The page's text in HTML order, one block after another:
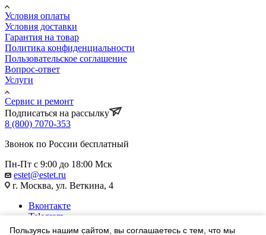
Условия оплаты
Условия доставки
Гарантия на товар
Политика конфиденциальности
Пользовательское соглашение
Вопрос-ответ
Услуги
Сервис и ремонт
Подписаться на рассылку
8 (800) 7070-353
Звонок по России бесплатный
Пн-Пт с 9:00 до 18:00 Мск
estet@estet.ru
г. Москва, ул. Веткина, 4
Вконтакте
Telegram
Одноклассники
Пользуясь нашим сайтом, вы соглашаетесь с тем, что мы